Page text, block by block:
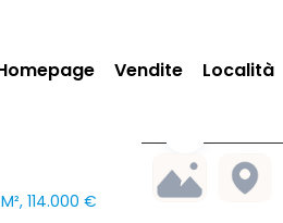
Vendite Località
114.000 €